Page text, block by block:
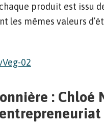
produit est issu
les mêmes valeurs
: Chloé